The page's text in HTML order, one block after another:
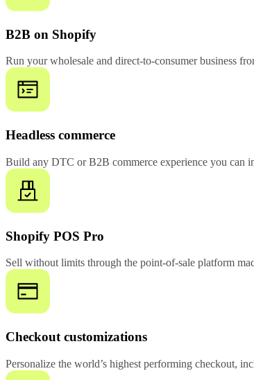
B2B on Shopify
Run your wholesale and direct-to-consumer business
Headless commerce
Build any DTC or B2B commerce experience you can
Shopify POS Pro
Sell without limits through the point-of-sale platform
Checkout customizations
Personalize the world’s highest performing checkout,